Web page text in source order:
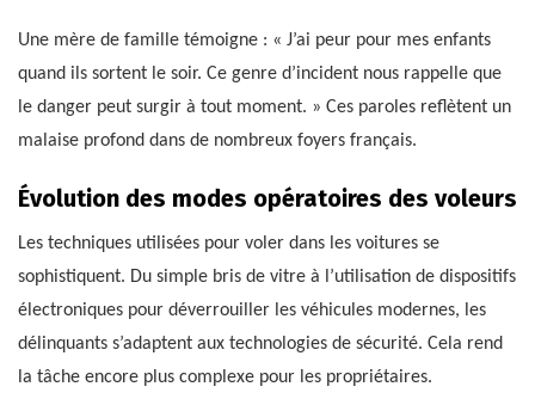
Une mère de famille témoigne : « J’ai peur pour mes enfants
quand ils sortent le soir. Ce genre d’incident nous rappelle que
le danger peut surgir à tout moment. » Ces paroles reflètent un
malaise profond dans de nombreux foyers français.
Évolution des modes opératoires des voleurs
Les techniques utilisées pour voler dans les voitures se
sophistiquent. Du simple bris de vitre à l’utilisation de dispositifs
électroniques pour déverrouiller les véhicules modernes, les
délinquants s’adaptent aux technologies de sécurité. Cela rend
la tâche encore plus complexe pour les propriétaires.